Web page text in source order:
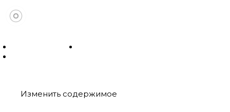
+7 (495) 979-21-33
Изменить содержимое